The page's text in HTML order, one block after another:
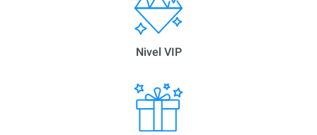
Nivel VIP